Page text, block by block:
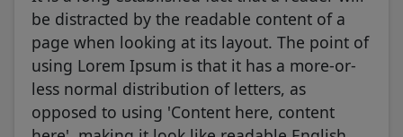
be distracted by the readable content of a
page when looking at its layout. The point of
using Lorem Ipsum is that it has a more-or-
less normal distribution of letters, as
opposed to using 'Content here, content